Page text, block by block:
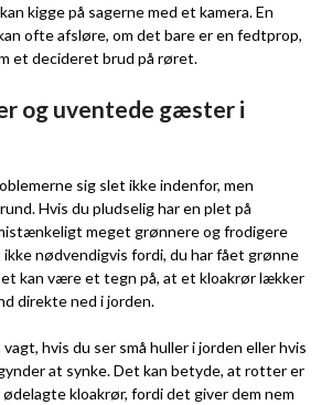
kigge på sagerne med et kamera. En
ofte afsløre, om det bare er en fedtprop,
et decideret brud på røret.
og uventede gæster i
sig slet ikke indenfor, men
Hvis du pludselig har en plet på
meget grønnere og frodigere
nødvendigvis fordi, du har fået grønne
kan være et tegn på, at et kloakrør lækker
direkte ned i jorden.
hvis du ser små huller i jorden eller hvis
at synke. Det kan betyde, at rotter er
kloakrør, fordi det giver dem nem